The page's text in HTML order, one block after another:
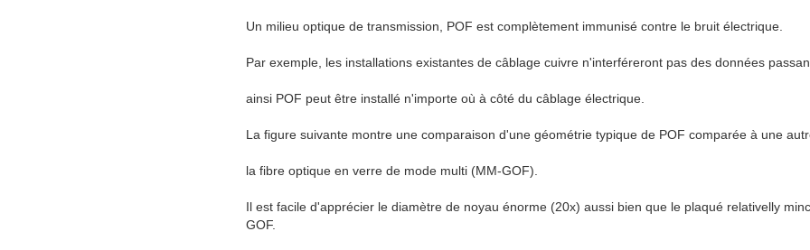
Un milieu optique de transmission, POF est complètement immunisé contre le bruit électrique.
Par exemple, les installations existantes de câblage cuivre n'interféreront pas des données
ainsi POF peut être installé n'importe où à côté du câblage électrique.
La figure suivante montre une comparaison d'une géométrie typique de POF comparée à une
la fibre optique en verre de mode multi (MM-GOF).
Il est facile d'apprécier le diamètre de noyau énorme (20x) aussi bien que le plaqué relativelly
GOF.